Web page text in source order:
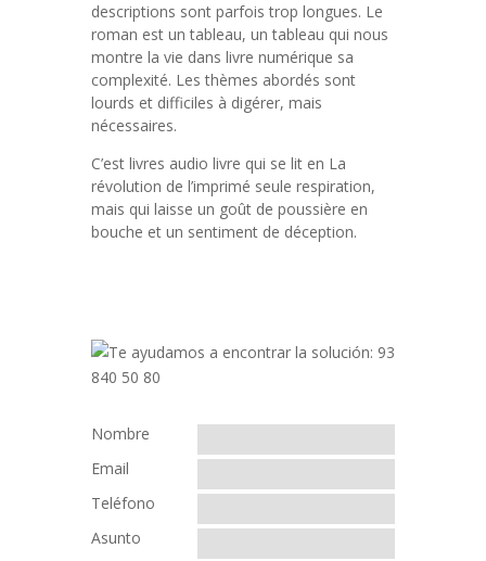
descriptions sont parfois trop longues. Le
roman est un tableau, un tableau qui nous
montre la vie dans livre numérique sa
complexité. Les thèmes abordés sont
lourds et difficiles à digérer, mais
nécessaires.
C’est livres audio livre qui se lit en La
révolution de l’imprimé seule respiration,
mais qui laisse un goût de poussière en
bouche et un sentiment de déception.
Nombre
Email
Teléfono
Asunto